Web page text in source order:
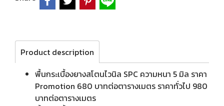
Product description
พื้นกระเบื้องยางสโตนไวนิล SPC ความหนา 5 มิล ราคา
Promotion 680 บาทต่อตารางเมตร ราคาทั่วไป 980
บาทต่อตารางเมตร